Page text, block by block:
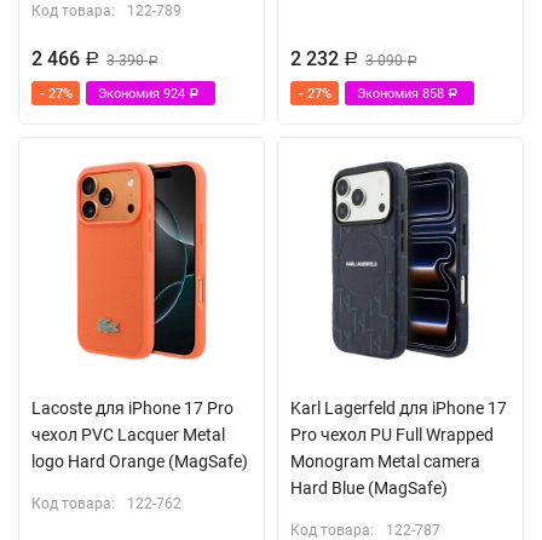
Код товара: 122-789
2 466 Р 3 390Р
- 27% Экономия 924 Р
2 232 Р 3 090Р
- 27% Экономия 858 Р
Lacoste для iPhone 17 Pro
чехол PVC Lacquer Metal
logo Hard Orange (MagSafe)
Код товара: 122-762
Karl Lagerfeld для iPhone 17
Pro чехол PU Full Wrapped
Monogram Metal camera
Hard Blue (MagSafe)
Код товара: 122-787